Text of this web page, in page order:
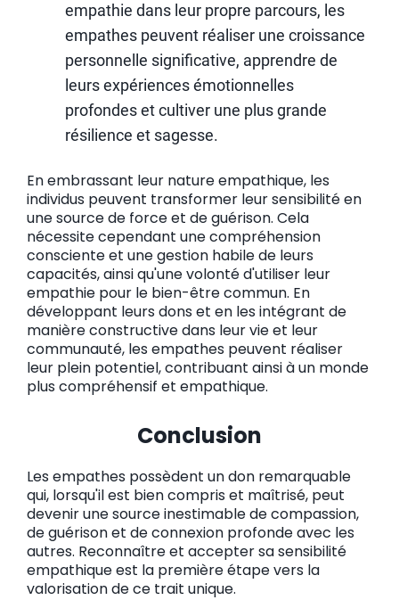
empathie dans leur propre parcours, les
empathes peuvent réaliser une croissance
personnelle significative, apprendre de
leurs expériences émotionnelles
profondes et cultiver une plus grande
résilience et sagesse.
En embrassant leur nature empathique, les
individus peuvent transformer leur sensibilité en
une source de force et de guérison. Cela
nécessite cependant une compréhension
consciente et une gestion habile de leurs
capacités, ainsi qu'une volonté d'utiliser leur
empathie pour le bien-être commun. En
développant leurs dons et en les intégrant de
manière constructive dans leur vie et leur
communauté, les empathes peuvent réaliser
leur plein potentiel, contribuant ainsi à un monde
plus compréhensif et empathique.
Conclusion
Les empathes possèdent un don remarquable
qui, lorsqu'il est bien compris et maîtrisé, peut
devenir une source inestimable de compassion,
de guérison et de connexion profonde avec les
autres. Reconnaître et accepter sa sensibilité
empathique est la première étape vers la
valorisation de ce trait unique.